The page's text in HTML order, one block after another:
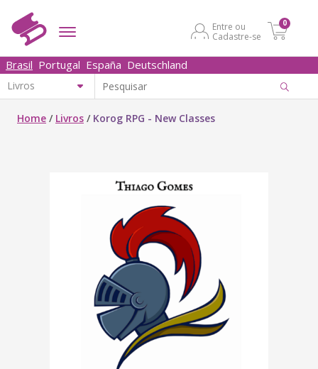
Entre ou
Cadastre-se
0
Brasil Portugal España Deutschland
Home / Livros / Korog RPG - New Classes